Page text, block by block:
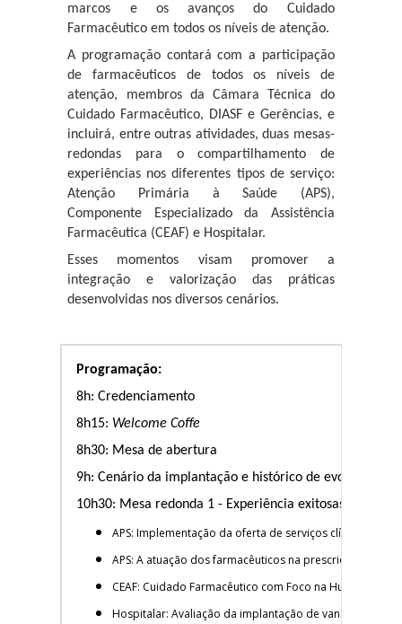
marcos e os avanços do Cuidado
Farmacêutico em todos os níveis de atenção.
A programação contará com a participação
de farmacêuticos de todos os níveis de
atenção, membros da Câmara Técnica do
Cuidado Farmacêutico, DIASF e Gerências, e
incluirá, entre outras atividades, duas mesas-
redondas para o compartilhamento de
experiências nos diferentes tipos de serviço:
Atenção Primária à Saúde (APS),
Componente Especializado da Assistência
Farmacêutica (CEAF) e Hospitalar.
Esses momentos visam promover a
integração e valorização das práticas
desenvolvidas nos diversos cenários.
Programação:
8h: Credenciamento
8h15: Welcome Coffe
8h30: Mesa de abertura
9h: Cenário da implantação e histórico de evolução
10h30: Mesa redonda 1 - Experiência exitosas
APS: Implementação da oferta de serviços clínicos
APS:A atuação dos farmacêuticos na prescrição e no
CEAF: Cuidado Farmacêutico com Foco na
Hospitalar:Avaliação da implantação de vancocinemia